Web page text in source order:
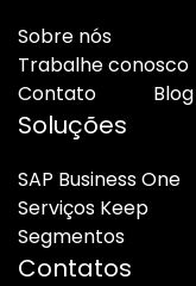
Sobre nós
Trabalhe conosco
Contato
Blog
Soluções
SAP Business One
Serviços Keep
Segmentos
Contatos